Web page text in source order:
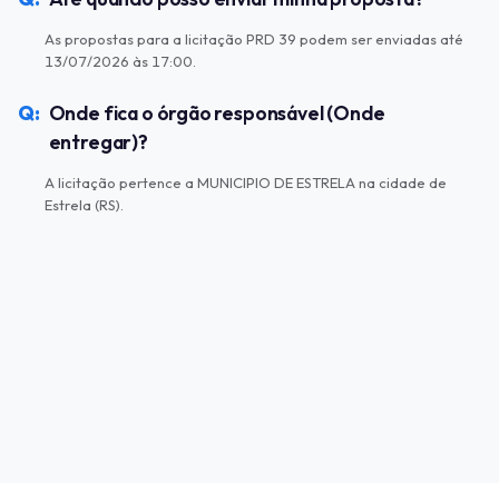
As propostas para a licitação PRD 39 podem ser enviadas até
13/07/2026 às 17:00.
Onde fica o órgão responsável (Onde
entregar)?
A licitação pertence a MUNICIPIO DE ESTRELA na cidade de
Estrela (RS).